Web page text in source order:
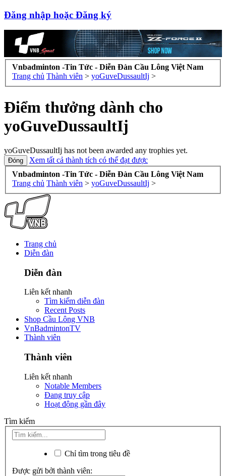
Đăng nhập hoặc Đăng ký
Vnbadminton -Tin Tức - Diễn Đàn Cầu Lông Việt Nam
Trang chủ Thành viên > yoGuveDussaultIj >
Điểm thưởng dành cho
yoGuveDussaultIj
yoGuveDussaultIj has not been awarded any trophies yet.
Xem tất cả thành tích có thể đạt được
Vnbadminton -Tin Tức - Diễn Đàn Cầu Lông Việt Nam
Trang chủ Thành viên > yoGuveDussaultIj >
Trang chủ
Diễn đàn
Diễn đàn
Liên kết nhanh
Tìm kiếm diễn đàn
Recent Posts
Shop Cầu Lông VNB
VnBadmintonTV
Thành viên
Thành viên
Liên kết nhanh
Notable Members
Đang truy cập
Hoạt động gần đây
Tìm kiếm
Chỉ tìm trong tiêu đề
Được gửi bởi thành viên: